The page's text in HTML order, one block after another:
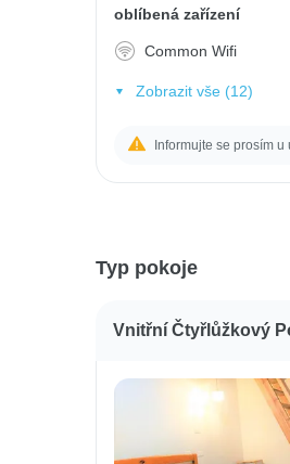
oblíbená zařízení
Common Wifi
Zobrazit vše (12)
Informujte se prosím
Typ pokoje
Vnitřní Čtyřlůžkový